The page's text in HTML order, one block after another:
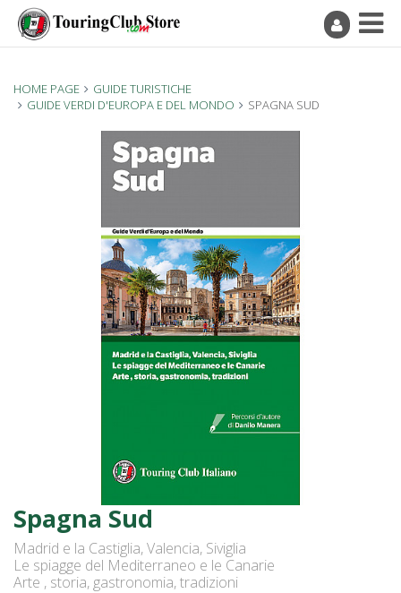
HOME PAGE
GUIDE TURISTICHE
GUIDE VERDI D'EUROPA E DEL MONDO
SPAGNA SUD
Spagna Sud
Madrid e la Castiglia, Valencia, Siviglia
Le spiagge del Mediterraneo e le Canarie
Arte , storia, gastronomia, tradizioni